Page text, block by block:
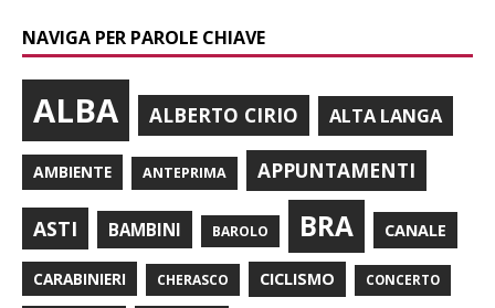
NAVIGA PER PAROLE CHIAVE
ALBA ALBERTO CIRIO ALTA LANGA
AMBIENTE ANTEPRIMA APPUNTAMENTI
ASTI BAMBINI BAROLO BRA CANALE
CARABINIERI CHERASCO CICLISMO CONCERTO